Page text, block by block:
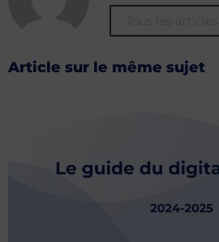
Tous les
Article sur le même sujet